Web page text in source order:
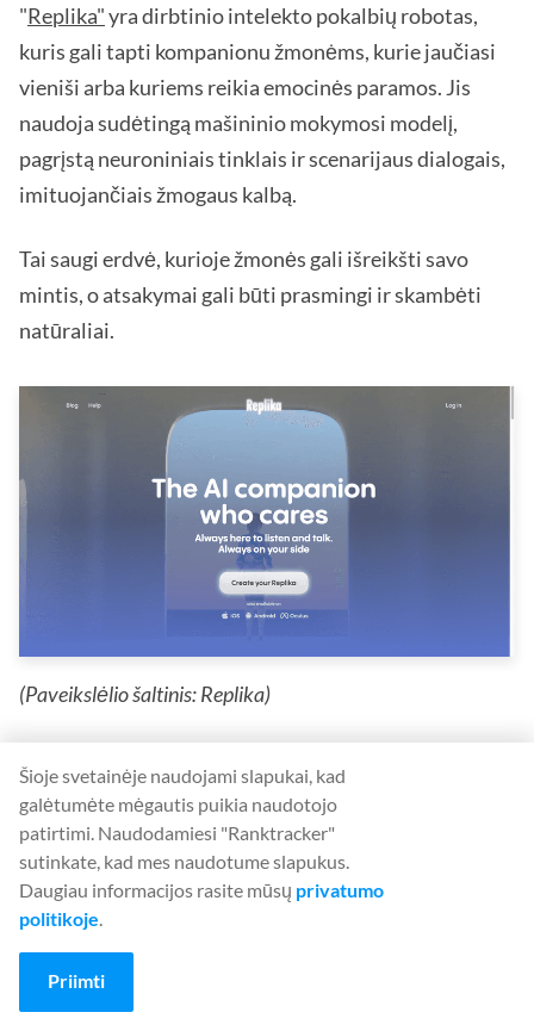
"Replika"yra dirbtinio intelekto pokalbių robotas,
kuris gali tapti kompanionu žmonėms, kurie jaučiasi
vieniši arba kuriems reikia emocinės paramos. Jis
naudoja sudėtingą mašininio mokymosi modelį,
pagrįstą neuroniniais tinklais ir scenarijaus dialogais,
imituojančiais žmogaus kalbą.
Tai saugi erdvė, kurioje žmonės gali išreikšti savo
mintis, o atsakymai gali būti prasmingi ir skambėti
natūraliai.
(Paveikslėlio šaltinis: Replika)
"Replika" nuo "ChatGPT" skiriasi keliais aspektais.
Pirma, "Replika" gali imituoti naudotojo teksto
rašymo stilių, todėl pokalbiai tampa natūralesni
ir įdomesni.
Antra, "Replika" siūlo daug papildomų funkcijų,
Šioje svetainėje naudojami slapukai, kad
galėtumėte mėgautis puikia naudotojo
patirtimi. Naudodamiesi "Ranktracker"
sutinkate, kad mes naudotume slapukus.
Daugiau informacijos rasite mūsų privatumo
politikoje.
Priimti